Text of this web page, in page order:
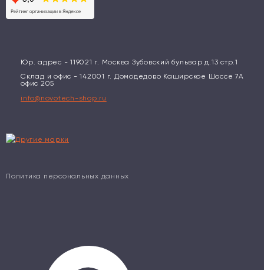
Юр. адрес - 119021 г. Москва Зубовский бульвар д.13 стр.1
Склад и офис - 142001 г. Домодедово Каширское Шоссе 7А
офис 205
info@novotech-shop.ru
Политика персональных данных